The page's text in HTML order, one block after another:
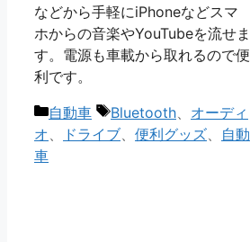
などから手軽にiPhoneなどスマ
ホからの音楽やYouTubeを流せま
す。電源も車載から取れるので便
利です。
カ
自動車
タ
グ
Bluetooth
オーディ
オ
ドライブ 便利グッズ
自動
車